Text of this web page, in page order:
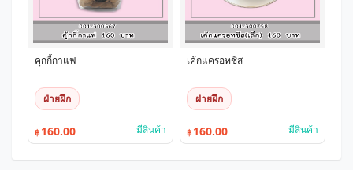
คุกกี้กาแฟ
ฝ่ายฝึก
฿ 160.00 มีสินค้า
เค้กแครอทชีส
ฝ่ายฝึก
฿ 160.00 มีสินค้า